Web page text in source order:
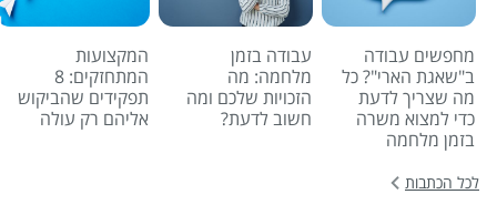
מחפשים עבודה
ב"שאגת הארי"? כל
מה שצריך לדעת
כדי למצוא משרה
בזמן מלחמה
עבודה בזמן
מלחמה: מה
הזכויות שלכם ומה
חשוב לדעת?
המקצועות
המתחזקים: 8
תפקידים שהביקוש
אליהם רק עולה
לכל הכתבות